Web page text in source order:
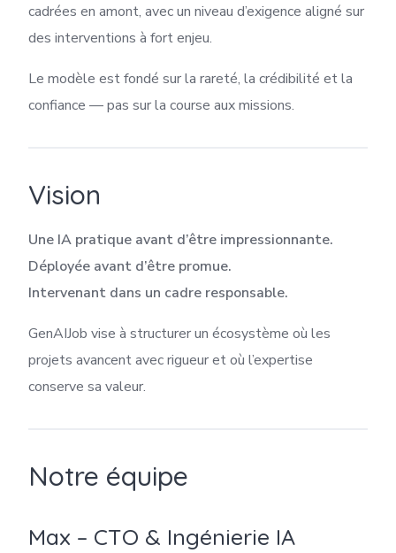
cadrées en amont, avec un niveau d’exigence aligné sur
des interventions à fort enjeu.
Le modèle est fondé sur la rareté, la crédibilité et la
confiance — pas sur la course aux missions.
Vision
Une IA pratique avant d’être impressionnante.
Déployée avant d’être promue.
Intervenant dans un cadre responsable.
GenAIJob vise à structurer un écosystème où les
projets avancent avec rigueur et où l’expertise
conserve sa valeur.
Notre équipe
Max – CTO & Ingénierie IA